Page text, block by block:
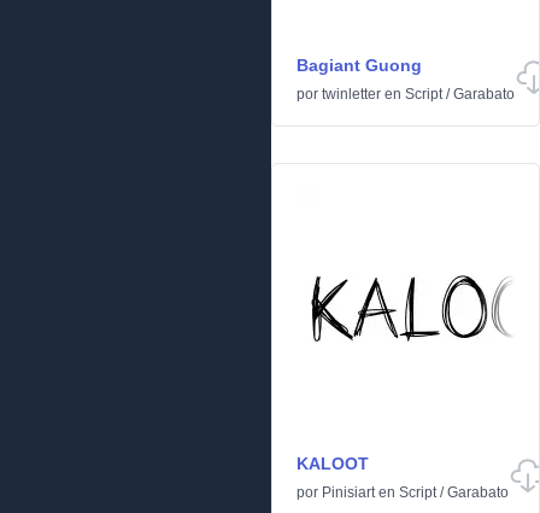
Bagiant Guong
por twinletter en Script/Garabato
KALOOT
por Pinisiarten Script/Garabato